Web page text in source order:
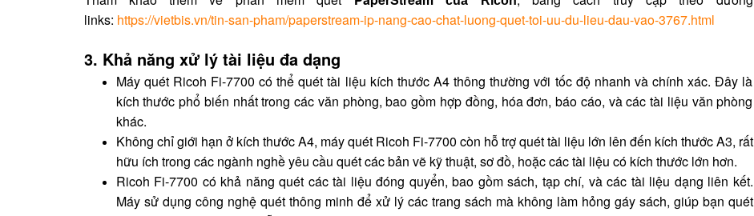
links: https://vietbis.vn/tin-san-pham/paperstream-ip-nang-cao-chat-luong-quet-toi-uu-du-lieu-dau-vao-3767.html
3. Khả năng xử lý tài liệu đa dạng
Máy quét Ricoh Fi-7700 có thể quét tài liệu kích thước A4 thông thường với tốc độ nhanh và chính xác. Đây là
kích thước phổ biến nhất trong các văn phòng, bao gồm hợp đồng, hóa đơn, báo cáo, và các tài liệu văn phòng
khác.
Không chỉ giới hạn ở kích thước A4, máy quét Ricoh Fi-7700 còn hỗ trợ quét tài liệu lớn lên đến kích thước A3, rất
hữu ích trong các ngành nghề yêu cầu quét các bản vẽ kỹ thuật, sơ đồ, hoặc các tài liệu có kích thước lớn hơn.
Ricoh Fi-7700 có khả năng quét các tài liệu đóng quyển, bao gồm sách, tạp chí, và các tài liệu dạng liên kết.
Máy sử dụng công nghệ quét thông minh để xử lý các trang sách mà không làm hỏng gáy sách, giúp bạn quét